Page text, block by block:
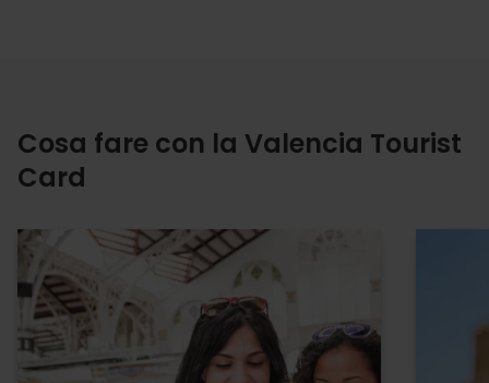
Cosa fare con la Valencia Tourist
Card